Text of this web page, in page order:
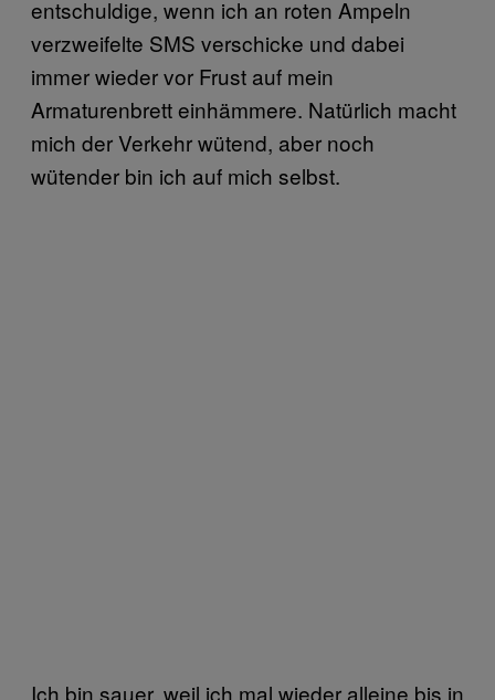
entschuldige, wenn ich an roten Ampeln
verzweifelte SMS verschicke und dabei
immer wieder vor Frust auf mein
Armaturenbrett einhämmere. Natürlich macht
mich der Verkehr wütend, aber noch
wütender bin ich auf mich selbst.
Ich bin sauer, weil ich mal wieder alleine bis in